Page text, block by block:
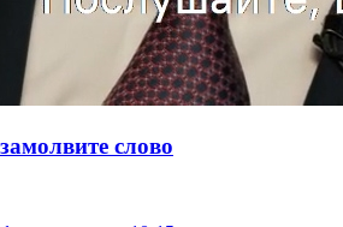
слово